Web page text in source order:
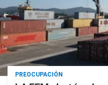
PREOCUPACIÓN